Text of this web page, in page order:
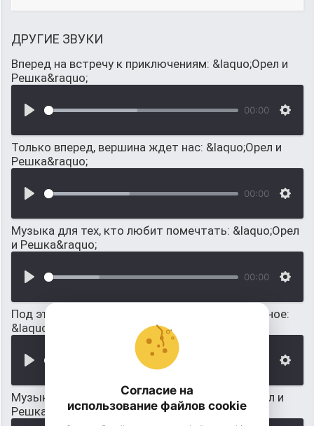
ДРУГИЕ ЗВУКИ
Вперед на встречу к приключениям: &laquo;Орел и
Решка&raquo;
00:00
Только вперед, вершина ждет нас: &laquo;Орел и
Решка&raquo;
00:00
Музыка для тех, кто любит помечтать: &laquo;Орел
и Решка&raquo;
00:00
Под эту музыку показывают что-то масштабное:
&laquo;Орел и Решка&raquo;
Музыка для интересного момента: &laquo;Орел и
Решка&raquo;
Согласие на
использование файлов cookie